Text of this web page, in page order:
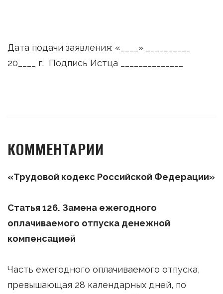
Дата подачи заявления: «____» __________
20____ г. Подпись Истца ______________
КОММЕНТАРИИ
«Трудовой кодекс Российской Федерации»
Статья 126. Замена ежегодного
оплачиваемого отпуска денежной
компенсацией
Часть ежегодного оплачиваемого отпуска,
превышающая 28 календарных дней, по